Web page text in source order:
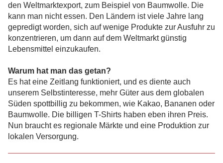
den Weltmarktexport, zum Beispiel von Baumwolle. Die
kann man nicht essen. Den Ländern ist viele Jahre lang
gepredigt worden, sich auf wenige Produkte zur Ausfuhr zu
konzentrieren, um dann auf dem Weltmarkt günstig
Lebensmittel einzukaufen.
Warum hat man das getan?
Es hat eine Zeitlang funktioniert, und es diente auch
unserem Selbstinteresse, mehr Güter aus dem globalen
Süden spottbillig zu bekommen, wie Kakao, Bananen oder
Baumwolle. Die billigen T-Shirts haben eben ihren Preis.
Nun braucht es regionale Märkte und eine Produktion zur
lokalen Versorgung.